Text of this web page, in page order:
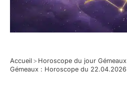
Accueil > Horoscope du jour Gémeaux
Gémeaux : Horoscope du 22.04.2026